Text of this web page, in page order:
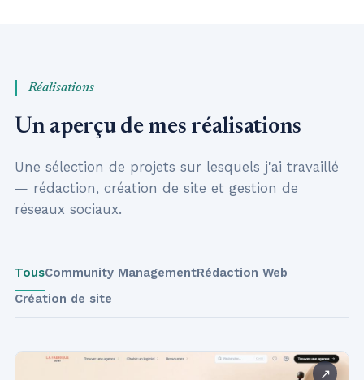
Réalisations
Un aperçu de mes réalisations
Une sélection de projets sur lesquels j'ai travaillé
— rédaction, création de site et gestion de
réseaux sociaux.
TousCommunity ManagementRédaction Web
Création de site